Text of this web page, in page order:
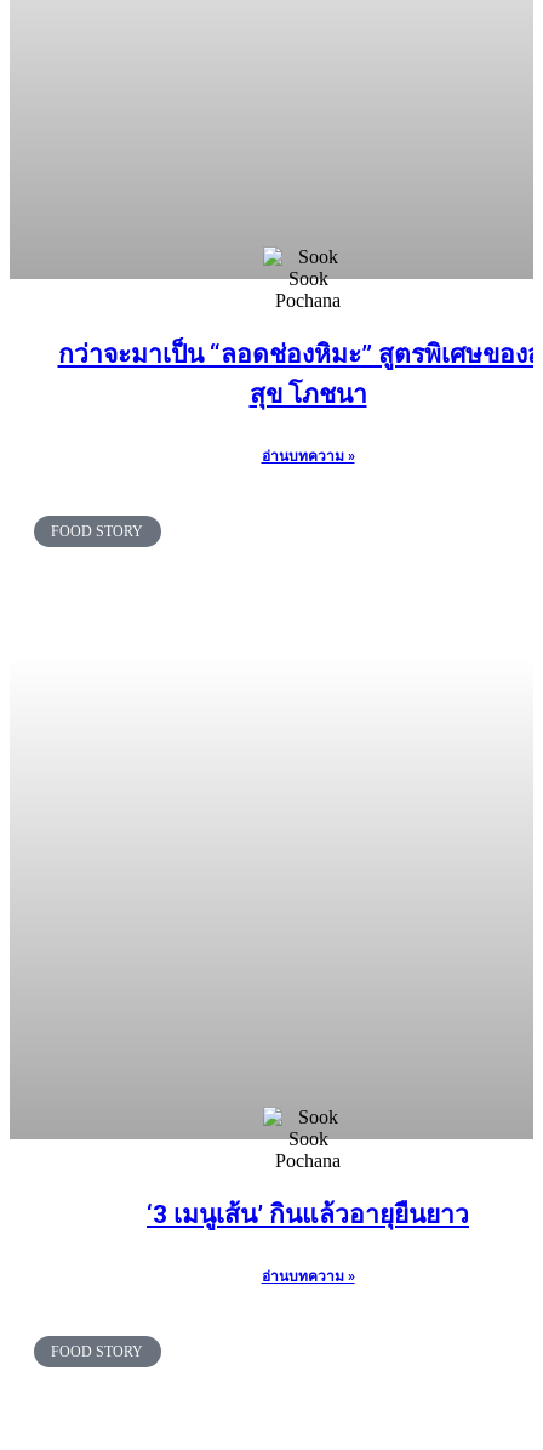
กว่าจะมาเป็น “ลอดช่องหิมะ” สูตรพิเศษของ
สุข โภชนา
อ่านบทความ »
FOOD STORY
‘3 เมนูเส้น’ กินแล้วอายุยืนยาว
อ่านบทความ »
FOOD STORY